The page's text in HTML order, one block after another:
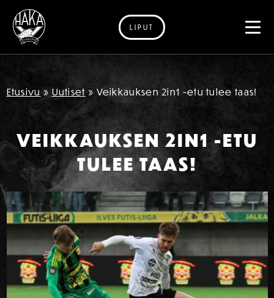
Siirry sisältöön
LIPUT
Etusivu » Uutiset » Veikkauksen 2in1 -etu tulee taas!
VEIKKAUKSEN 2IN1 -ETU
TULEE TAAS!